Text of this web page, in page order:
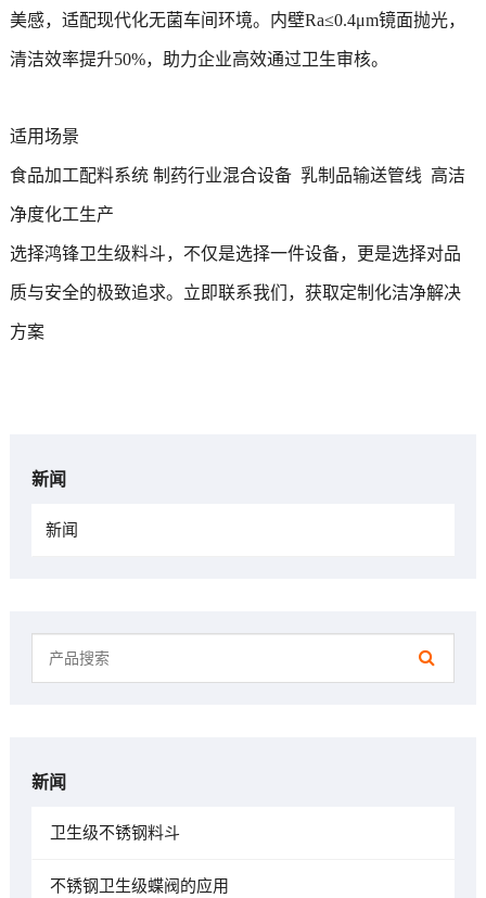
美感，适配现代化无菌车间环境。内壁Ra≤0.4μm镜面抛光，
清洁效率提升50%，助力企业高效通过卫生审核。
适用场景
食品加工配料系统 制药行业混合设备 乳制品输送管线 高洁
净度化工生产
选择鸿锋卫生级料斗，不仅是选择一件设备，更是选择对品
质与安全的极致追求。立即联系我们，获取定制化洁净解决
方案
新闻
新闻
新闻
卫生级不锈钢料斗
不锈钢卫生级蝶阀的应用